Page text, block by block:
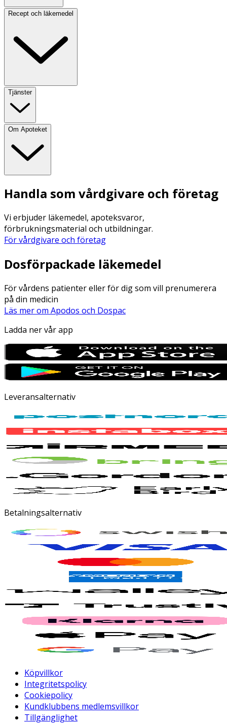
Recept och läkemedel
Tjänster
Om Apoteket
Handla som vårdgivare och företag
Vi erbjuder läkemedel, apoteksvaror,
förbrukningsmaterial och utbildningar.
För vårdgivare och företag
Dosförpackade läkemedel
För vårdens patienter eller för dig som vill prenumerera
på din medicin
Läs mer om Apodos och Dospac
Ladda ner vår app
Leveransalternativ
Betalningsalternativ
Köpvillkor
Integritetspolicy
Cookiepolicy
Kundklubbens medlemsvillkor
Tillgänglighet